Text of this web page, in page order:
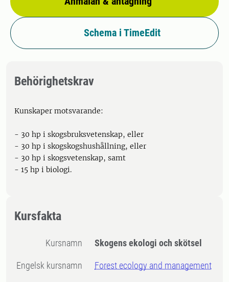
Schema i TimeEdit
Behörighetskrav
Kunskaper motsvarande:
- 30 hp i skogsbruksvetenskap, eller
- 30 hp i skogskogshushållning, eller
- 30 hp i skogsvetenskap, samt
- 15 hp i biologi.
Kursfakta
Kursnamn Skogens ekologi och skötsel
Engelsk kursnamn Forest ecology and management